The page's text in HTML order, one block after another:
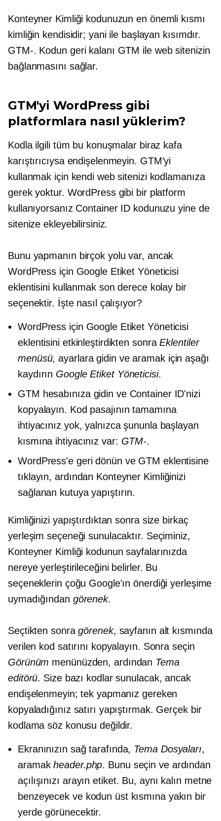
Konteyner Kimliği kodunuzun en önemli kısmı
kimliğin kendisidir; yani ile başlayan kısımdır.
GTM-. Kodun geri kalanı GTM ile web sitenizin
bağlanmasını sağlar.
GTM'yi WordPress gibi
platformlara nasıl yüklerim?
Kodla ilgili tüm bu konuşmalar biraz kafa
karıştırıcıysa endişelenmeyin. GTM'yi
kullanmak için kendi web sitenizi kodlamanıza
gerek yoktur. WordPress gibi bir platform
kullanıyorsanız Container ID kodunuzu yine de
sitenize ekleyebilirsiniz.
Bunu yapmanın birçok yolu var, ancak
WordPress için Google Etiket Yöneticisi
eklentisini kullanmak son derece kolay bir
seçenektir. İşte nasıl çalışıyor?
WordPress için Google Etiket Yöneticisi
eklentisini etkinleştirdikten sonraEklentiler
menüsü, ayarlara gidin ve aramak için aşağı
kaydırın Google Etiket Yöneticisi.
GTM hesabınıza gidin ve Container ID'nizi
kopyalayın. Kod pasajının tamamına
ihtiyacınız yok, yalnızca şununla başlayan
kısmına ihtiyacınız var: GTM-.
WordPress'e geri dönün ve GTM eklentisine
tıklayın, ardından Konteyner Kimliğinizi
sağlanan kutuya yapıştırın.
Kimliğinizi yapıştırdıktan sonra size birkaç
yerleşim seçeneği sunulacaktır. Seçiminiz,
Konteyner Kimliği kodunun sayfalarınızda
nereye yerleştirileceğini belirler. Bu
seçeneklerin çoğu Google'ın önerdiği yerleşime
uymadığından görenek.
Seçtikten sonragörenek, sayfanın alt kısmında
verilen kod satırını kopyalayın. Sonra seçin
Görünüm menünüzden, ardından Tema
editörü. Size bazı kodlar sunulacak, ancak
endişelenmeyin; tek yapmanız gereken
kopyaladığınız satırı yapıştırmak. Gerçek bir
kodlama söz konusu değildir.
Ekranınızın sağ tarafında, Tema Dosyaları,
aramakheader.php. Bunu seçin ve ardından
açılışınızı arayınetiket. Bu, aynı kalın metne
benzeyecek ve kodun üst kısmına yakın bir
yerde görünecektir.